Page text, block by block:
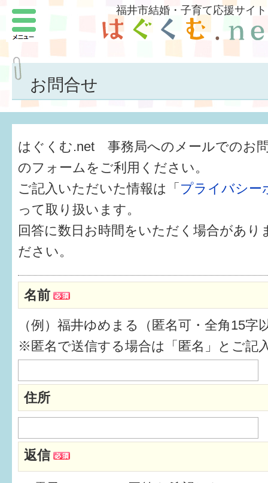
福井市結婚・子育て応援サイト
お問合せ
はぐくむ.net 事務局へのメールでのお
のフォームをご利用ください。
ご記入いただいた情報は「 プライバシー
って取り扱います。
回答に数日お時間をいただく場合があり
ださい。
名前
（例）福井ゆめまる（匿名可・全角15字
※匿名で送信する場合は「匿名」とご記
住所
返信
メニュー
結婚したい
子どもがほしい
福井の子育て環境
子どもを育てよう
もしものときの緊急連絡先
届出・手当・助成
健診・予防接種
仲間づくり・遊び場
子どもを預けたい
入園・入学
相談したい
さまざまな支援
子育てカレンダー